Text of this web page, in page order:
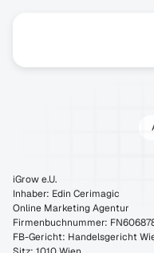
iGrow e.U.
Inhaber: Edin Cerimagic
Online Marketing Agentur
Firmenbuchnummer:
FB-Gericht: Handelsgericht